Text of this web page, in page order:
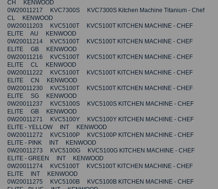
CH KENWOOD
0W20011217 KVC7300S KVC7300S Kitchen Machine Titanium - Chef
CL KENWOOD
0W20011203 KVC5100T KVC5100T KITCHEN MACHINE - CHEF
ELITE AU KENWOOD
0W20011214 KVC5100T KVC5100T KITCHEN MACHINE - CHEF
ELITE GB KENWOOD
0W20011216 KVC5100T KVC5100T KITCHEN MACHINE - CHEF
ELITE CL KENWOOD
0W20011222 KVC5100T KVC5100T KITCHEN MACHINE - CHEF
ELITE CN KENWOOD
0W20011230 KVC5100T KVC5100T KITCHEN MACHINE - CHEF
ELITE SG KENWOOD
0W20011237 KVC5100S KVC5100S KITCHEN MACHINE - CHEF
ELITE GB KENWOOD
0W20011271 KVC5100Y KVC5100Y KITCHEN MACHINE - CHEF
ELITE - YELLOW INT KENWOOD
0W20011272 KVC5100P KVC5100P KITCHEN MACHINE - CHEF
ELITE - PINK INT KENWOOD
0W20011273 KVC5100G KVC5100G KITCHEN MACHINE - CHEF
ELITE - GREEN INT KENWOOD
0W20011274 KVC5100T KVC5100T KITCHEN MACHINE - CHEF
ELITE INT KENWOOD
0W20011275 KVC5100B KVC5100B KITCHEN MACHINE - CHEF